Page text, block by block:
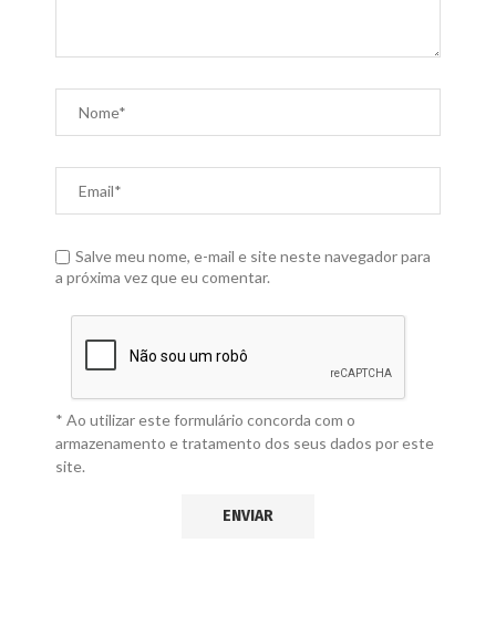
Salve meu nome, e-mail e site neste navegador para
a próxima vez que eu comentar.
* Ao utilizar este formulário concorda com o
armazenamento e tratamento dos seus dados por este
site.